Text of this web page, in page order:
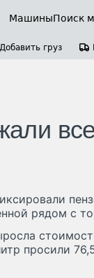
МашиныПоиск
Добавить груз
рядом с
просили